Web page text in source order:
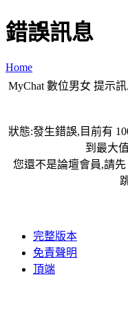
錯誤訊息
Home
MyChat 數位男女 提示
狀態:發生錯誤,目前有
到最大
您還不是論壇會員,請先
完整版本
免責聲明
頂端